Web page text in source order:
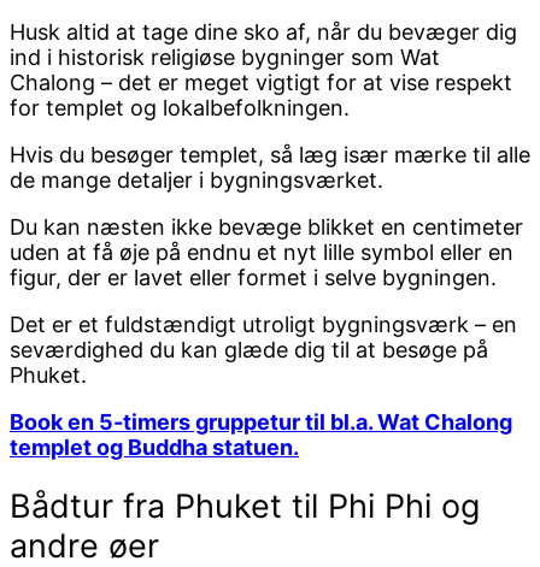
Husk altid at tage dine sko af, når du bevæger dig
ind i historisk religiøse bygninger som Wat
Chalong – det er meget vigtigt for at vise respekt
for templet og lokalbefolkningen.
Hvis du besøger templet, så læg især mærke til alle
de mange detaljer i bygningsværket.
Du kan næsten ikke bevæge blikket en centimeter
uden at få øje på endnu et nyt lille symbol eller en
figur, der er lavet eller formet i selve bygningen.
Det er et fuldstændigt utroligt bygningsværk – en
seværdighed du kan glæde dig til at besøge på
Phuket.
Book en 5-timers gruppetur til bl.a. Wat Chalong
templet og Buddha statuen.
Bådtur fra Phuket til Phi Phi og
andre øer